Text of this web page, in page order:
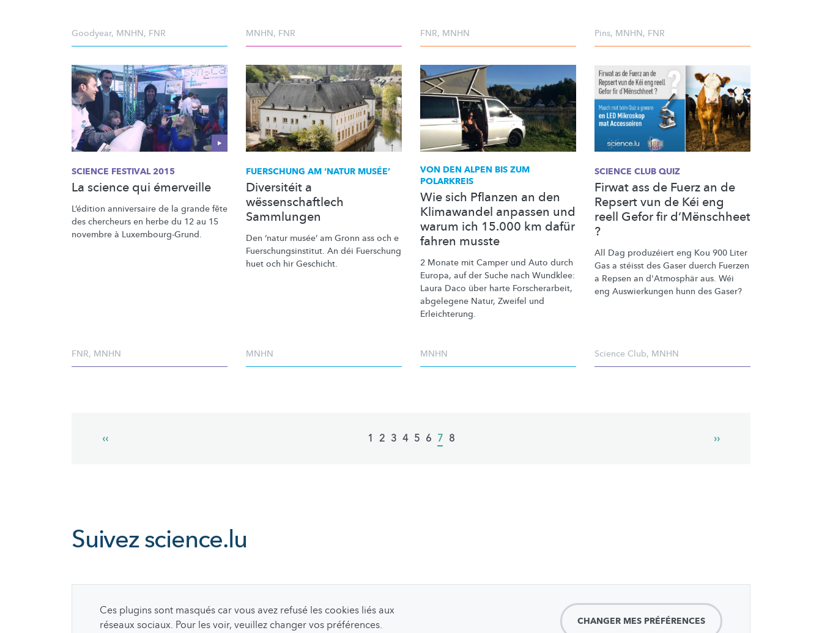
Goodyear, MNHN, FNR MNHN, FNR FNR, MNHN Pins, MNHN, FNR
SCIENCE FESTIVAL 2015
La science qui émerveille
L’édition anniversaire de la grande fête
des chercheurs en herbe du 12 au 15
novembre à Luxembourg-Grund.
FNR, MNHN
FUERSCHUNG AM ‘NATUR MUSÉE’
Diversitéit a
wëssenschaftlech
Sammlungen
Den ‘natur musée’ am Gronn ass och e
Fuerschungsinstitut. An déi Fuerschung
huet och hir Geschicht.
MNHN
VON DEN ALPEN BIS ZUM
POLARKREIS
Wie sich Pflanzen an den
Klimawandel anpassen und
warum ich 15.000 km dafür
fahren musste
2 Monate mit Camper und Auto durch
Europa, auf der Suche nach Wundklee:
Laura Daco über harte Forscherarbeit,
abgelegene Natur, Zweifel und
Erleichterung.
MNHN
SCIENCE CLUB QUIZ
Firwat ass de Fuerz an de
Repsert vun de Kéi eng
reell Gefor fir d‘Mënschheet
?
All Dag produzéiert eng Kou 900 Liter
Gas a stéisst des Gaser duerch Fuerzen
a Repsen an d'Atmosphär aus. Wéi
eng Auswierkungen hunn des Gaser?
Science Club, MNHN
Previous
‹‹ Page
1 Page
2 Page
3 Page
4 Page
5 Page
6 Current
7 Page
8
Next
››
Suivezscience.lu
Ces plugins sont masqués car vous avez refusé les cookies liés aux
réseaux sociaux. Pour les voir, veuillez changer vos préférences.
CHANGER MES PRÉFÉRENCES